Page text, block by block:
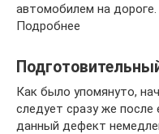
автомобилем на дороге.
Подробнее
Как было упомянуто,
следует сразу же после
данный дефект